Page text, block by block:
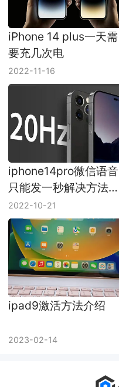
iPhone 14 plus一天需
要充几次电
2022-11-16
iphone14pro微信语音
只能发一秒解决方法介
绍
2022-10-21
ipad9激活方法介绍
2023-02-14